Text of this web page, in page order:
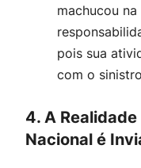
machucou
pois sua
com o
4. A Realidade
Nacional é